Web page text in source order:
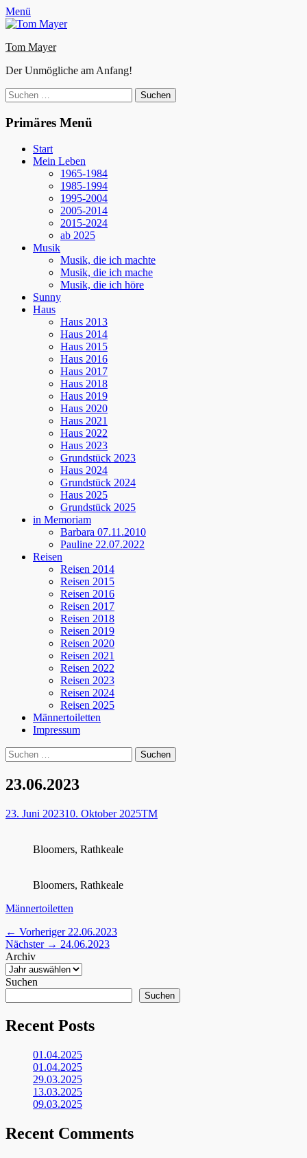
Zum
Inhalt
Facebook
E-
Mail
Instagram
Website
Menü
Tom Mayer
Der Unmögliche am Anfang!
Suche
nach:
Primäres Menü
Start
Mein Leben
1965-1984
1985-1994
1995-2004
2005-2014
2015-2024
ab 2025
Musik
Musik, die ich machte
Musik, die ich mache
Musik, die ich höre
Sunny
Haus
Haus 2013
Haus 2014
Haus 2015
Haus 2016
Haus 2017
Haus 2018
Haus 2019
Haus 2020
Haus 2021
Haus 2022
Haus 2023
Grundstück 2023
Haus 2024
Grundstück 2024
Haus 2025
Grundstück 2025
in Memoriam
Barbara 07.11.2010
Pauline 22.07.2022
Reisen
Reisen 2014
Reisen 2015
Reisen 2016
Reisen 2017
Reisen 2018
Reisen 2019
Reisen 2020
Reisen 2021
Reisen 2022
Reisen 2023
Reisen 2024
Reisen 2025
Männertoiletten
Impressum
Suchen
Suche
nach:
23.06.2023
Posted
23. Juni 202310. Oktober 2025Autor
TM
Bloomers, Rathkeale
Bloomers, Rathkeale
Kategorien
Männertoiletten
Beitragsnavigation
← Vorheriger Vorheriger
Beitrag:
22.06.2023
Nächster → Nächster
24.06.2023
Archiv
Suchen
Suchen
Recent Posts
01.04.2025
01.04.2025
29.03.2025
13.03.2025
09.03.2025
Recent Comments